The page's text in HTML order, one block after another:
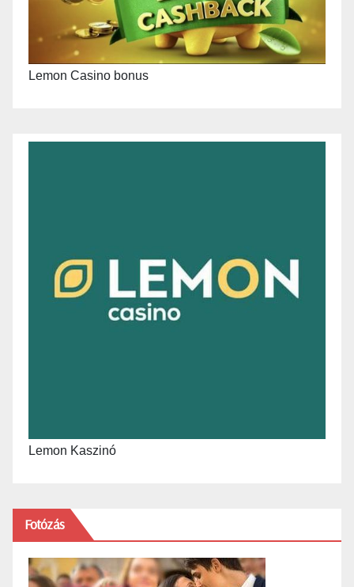
Lemon Casino bonus
Lemon Kaszinó
Fotózás